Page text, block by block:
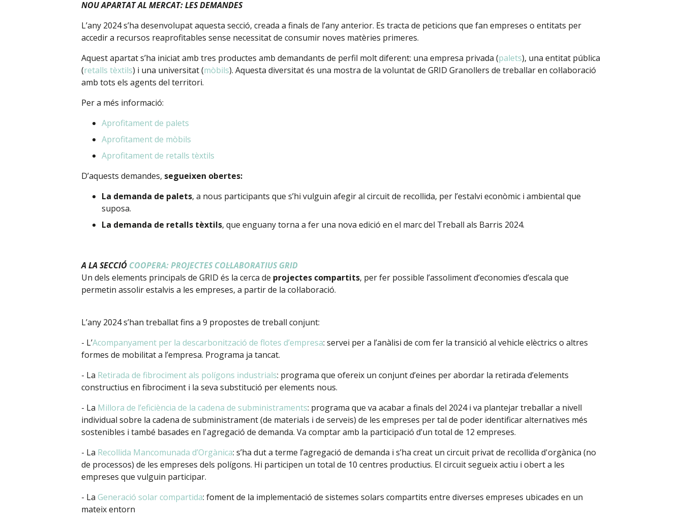
NOU APARTAT AL MERCAT: LES DEMANDES
L’any 2024 s’ha desenvolupat aquesta secció, creada a finals de l’any anterior. Es tracta de peticions que fan empreses o entitats per
accedir a recursos reaprofitables sense necessitat de consumir noves matèries primeres.
Aquest apartat s’ha iniciat amb tres productes amb demandants de perfil molt diferent: una empresa privada (palets), una entitat pública
(retalls tèxtils) i una universitat (mòbils). Aquesta diversitat és una mostra de la voluntat de GRID Granollers de treballar en col·laboració
amb tots els agents del territori.
Per a més informació:
Aprofitament de palets
Aprofitament de mòbils
Aprofitament de retalls tèxtils
D’aquests demandes, segueixen obertes:
La demanda de palets, a nous participants que s’hi vulguin afegir al circuit de recollida, per l’estalvi econòmic i ambiental que
suposa.
La demanda de retalls tèxtils, que enguany torna a fer una nova edició en el marc del Treball als Barris 2024.
A LA SECCIÓ COOPERA: PROJECTES COL·LABORATIUS GRID
Un dels elements principals de GRID és la cerca de projectes compartits, per fer possible l’assoliment d’economies d’escala que
permetin assolir estalvis a les empreses, a partir de la col·laboració.
L’any 2024 s’han treballat fins a 9 propostes de treball conjunt:
- L’Acompanyament per la descarbonització de flotes d’empresa: servei per a l’anàlisi de com fer la transició al vehicle elèctrics o altres
formes de mobilitat a l’empresa. Programa ja tancat.
- La Retirada de fibrociment als polígons industrials: programa que ofereix un conjunt d’eines per abordar la retirada d’elements
constructius en fibrociment i la seva substitució per elements nous.
- La Millora de l’eficiència de la cadena de subministraments: programa que va acabar a finals del 2024 i va plantejar treballar a nivell
individual sobre la cadena de subministrament (de materials i de serveis) de les empreses per tal de poder identificar alternatives més
sostenibles i també basades en l'agregació de demanda. Va comptar amb la participació d’un total de 12 empreses.
- La Recollida Mancomunada d’Orgànica: s’ha dut a terme l’agregació de demanda i s’ha creat un circuit privat de recollida d'orgànica (no
de processos) de les empreses dels polígons. Hi participen un total de 10 centres productius. El circuit segueix actiu i obert a les
empreses que vulguin participar.
- La Generació solar compartida: foment de la implementació de sistemes solars compartits entre diverses empreses ubicades en un
mateix entorn